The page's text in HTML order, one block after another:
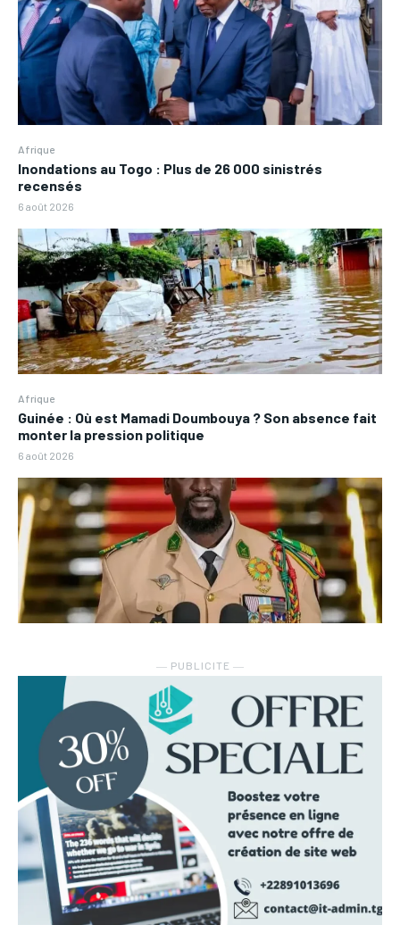
Afrique
Inondations au Togo : Plus de 26 000 sinistrés
recensés
6 août 2026
Afrique
Guinée : Où est Mamadi Doumbouya ? Son absence fait
monter la pression politique
6 août 2026
― PUBLICITE ―